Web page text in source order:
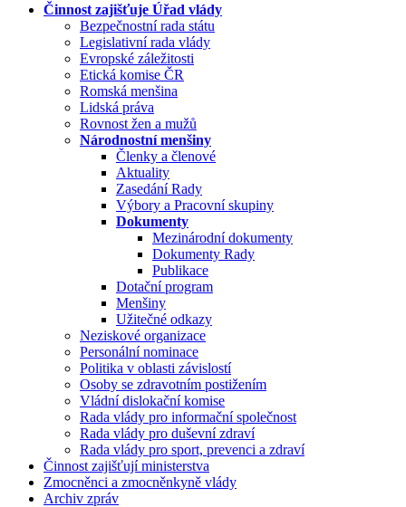
Činnost zajišťuje Úřad vlády
Bezpečnostní rada státu
Legislativní rada vlády
Evropské záležitosti
Etická komise ČR
Romská menšina
Lidská práva
Rovnost žen a mužů
Národnostní menšiny
Členky a členové
Aktuality
Zasedání Rady
Výbory a Pracovní skupiny
Dokumenty
Mezinárodní dokumenty
Dokumenty Rady
Publikace
Dotační program
Menšiny
Užitečné odkazy
Neziskové organizace
Personální nominace
Politika v oblasti závislostí
Osoby se zdravotním postižením
Vládní dislokační komise
Rada vlády pro informační společnost
Rada vlády pro duševní zdraví
Rada vlády pro sport, prevenci a zdraví
Činnost zajišťují ministerstva
Zmocněnci a zmocněnkyně vlády
Archiv zpráv